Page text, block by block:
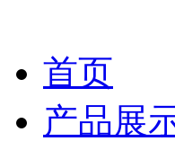
首页
产品展